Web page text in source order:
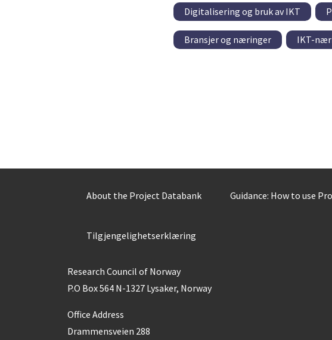
Digitalisering og bruk av IKT
Bransjer og næringer IKT-
About the Project Databank Guidance: How to use
Tilgjengelighetserklæring
Research Council of Norway
P.O Box 564 N-1327 Lysaker, Norway
Office Address
Drammensveien 288